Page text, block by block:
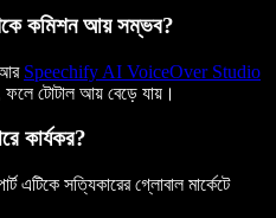
কমিশন আয় সম্ভব?
Speechify AI VoiceOver Studio
টোটাল আয় বেড়ে যায়।
কার্যকর?
এটিকে সত্যিকারের গ্লোবাল মার্কেটে